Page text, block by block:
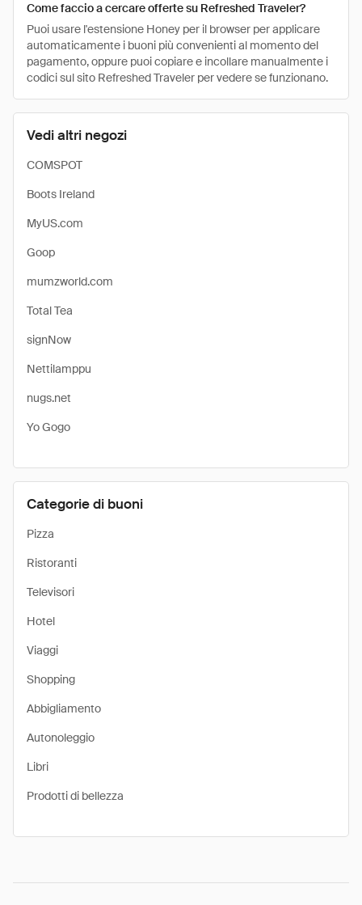
Vedi altri negozi
COMSPOT
Boots Ireland
MyUS.com
Goop
mumzworld.com
Total Tea
signNow
Nettilamppu
nugs.net
Yo Gogo
Categorie di buoni
Pizza
Ristoranti
Televisori
Hotel
Viaggi
Shopping
Abbigliamento
Autonoleggio
Libri
Prodotti di bellezza
Come faccio a cercare offerte su Refreshed Traveler?
Puoi usare l'estensione Honey per il browser per applicare
automaticamente i buoni più convenienti al momento del
pagamento, oppure puoi copiare e incollare manualmente i
codici sul sito Refreshed Traveler per vedere se funzionano.